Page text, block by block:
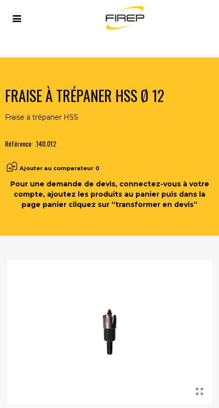
Accueil OUTILLAGE DU SOUDEUR >
FRAISE À TRÉPANER HSS Ø 12
FRAISE À TRÉPANER HSS Ø 12
Fraise à trépaner HSS
Référence: .140.012
Ajouter au comparateur 0
Pour une demande de devis, connectez-vous à votre
compte, ajoutez les produits au panier puis dans la
page panier cliquez sur “transformer en devis”